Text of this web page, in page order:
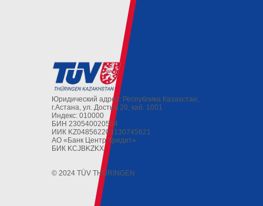
Юридический адрес: Республика Казахстан,
г.Астана, ул. Достык 20, каб. 1001
Индекс: 010000
БИН 230540020504
ИИК KZ048562203130745621
АО «Банк Центр Кредит»
БИК KCJBKZKX
© 2024 TÜV THÜRINGEN